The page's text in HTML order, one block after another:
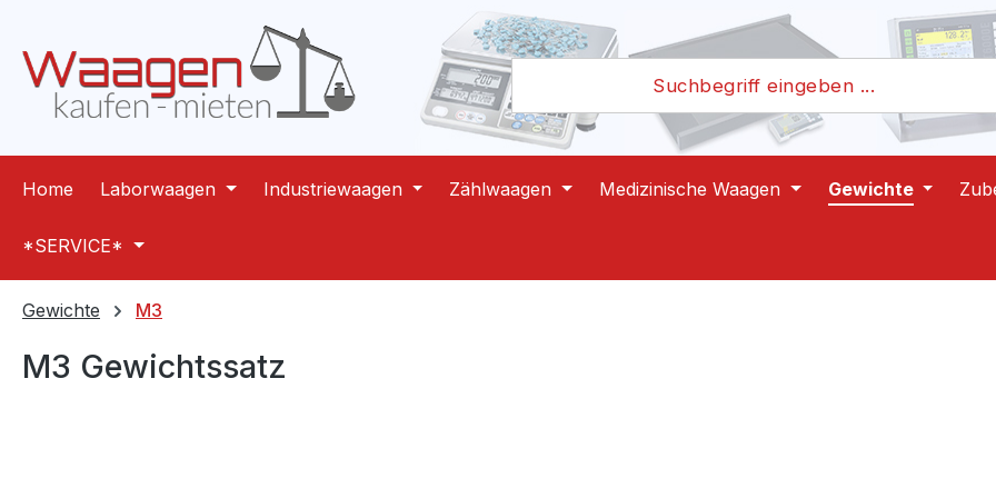
Zur Hauptnavigation springen
Home Laborwaagen Industriewaagen Zählwaagen Medizinische Waagen Gewichte
*SERVICE*
Gewichte M3
M3 Gewichtssatz